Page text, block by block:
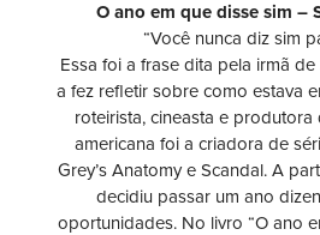
O ano em que disse sim –
“Você nunca diz sim
Essa foi a frase dita pela irmã
a fez refletir sobre como estava
roteirista, cineasta e produtora
americana foi a criadora de
Grey’s Anatomy e Scandal. A
decidiu passar um ano
oportunidades. No livro “O ano